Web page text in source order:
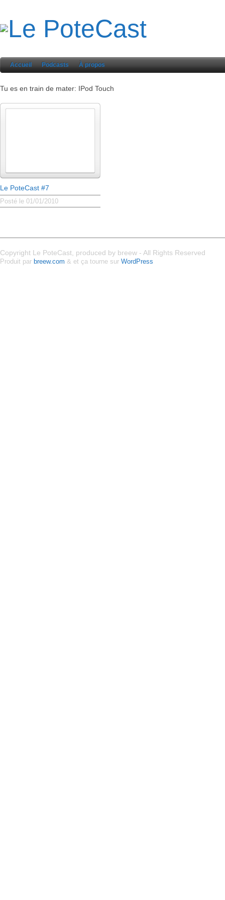
Accueil Podcasts À propos
Tu es en train de mater: IPod Touch
Le PoteCast #7
Posté le 01/01/2010
Copyright Le PoteCast, produced by breew - All Rights Reserved
Produit par breew.com & et ça tourne sur WordPress